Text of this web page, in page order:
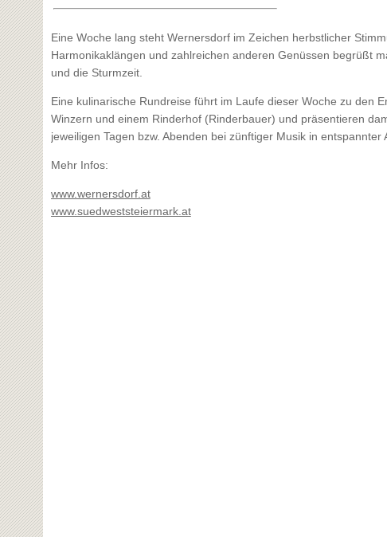
Eine Woche lang steht Wernersdorf im Zeichen herbstlicher
Harmonikaklängen und zahlreichen anderen Genüssen begrüßt
und die Sturmzeit.
Eine kulinarische Rundreise führt im Laufe dieser Woche zu den
Winzern und einem Rinderhof (Rinderbauer) und präsentieren
jeweiligen Tagen bzw. Abenden bei zünftiger Musik in entspannter
Mehr Infos:
www.wernersdorf.at
www.suedweststeiermark.at